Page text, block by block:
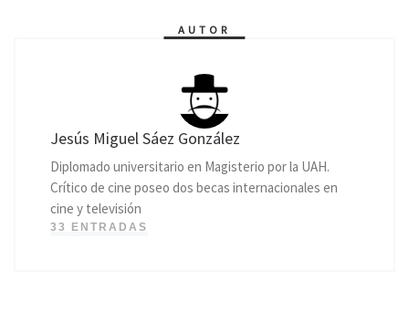
AUTOR
Jesús Miguel Sáez González
Diplomado universitario en Magisterio por la UAH.
Crítico de cine poseo dos becas internacionales en
cine y televisión
33 ENTRADAS